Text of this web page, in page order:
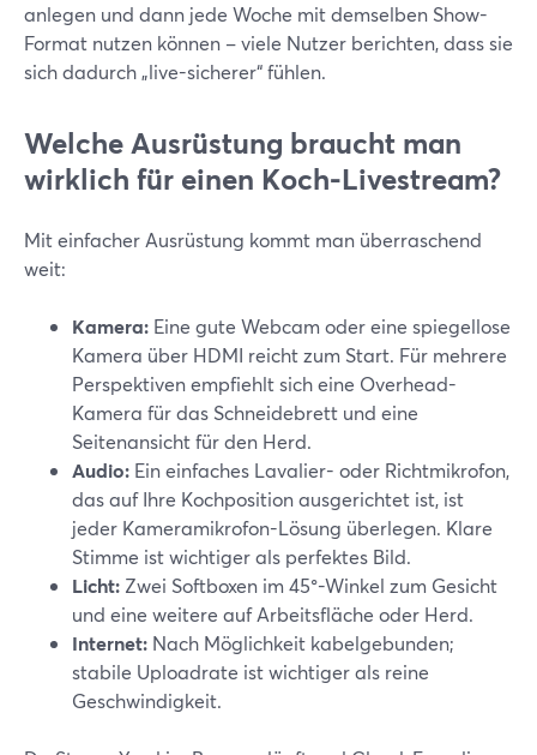
anlegen und dann jede Woche mit demselben Show-
Format nutzen können – viele Nutzer berichten, dass sie
sich dadurch „live-sicherer“ fühlen.
Welche Ausrüstung braucht man
wirklich für einen Koch-Livestream?
Mit einfacher Ausrüstung kommt man überraschend
weit:
Kamera: Eine gute Webcam oder eine spiegellose
Kamera über HDMI reicht zum Start. Für mehrere
Perspektiven empfiehlt sich eine Overhead-
Kamera für das Schneidebrett und eine
Seitenansicht für den Herd.
Audio: Ein einfaches Lavalier- oder Richtmikrofon,
das auf Ihre Kochposition ausgerichtet ist, ist
jeder Kameramikrofon-Lösung überlegen. Klare
Stimme ist wichtiger als perfektes Bild.
Licht: Zwei Softboxen im 45°-Winkel zum Gesicht
und eine weitere auf Arbeitsfläche oder Herd.
Internet: Nach Möglichkeit kabelgebunden;
stabile Uploadrate ist wichtiger als reine
Geschwindigkeit.